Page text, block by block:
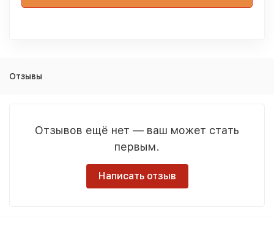
Отзывы
Отзывов ещё нет — ваш может стать
первым.
Написать отзыв